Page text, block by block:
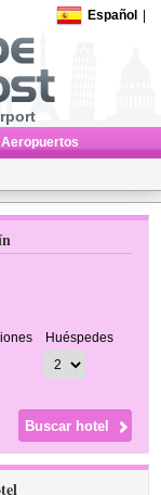
Español
Aeropuertos
Huéspedes